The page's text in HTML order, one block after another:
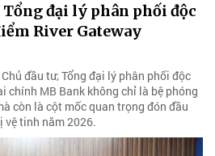
đại lý phân phối độc
River Gateway
đầu tư, Tổng đại lý phân phối độc
chính MB Bank không chỉ là bệ phóng
còn là cột mốc quan trọng đón đầu
vệ tinh năm 2026.